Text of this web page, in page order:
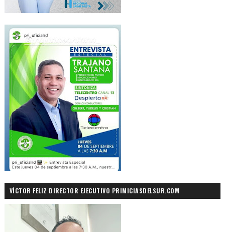
VÍCTOR FELIZ DIRECTOR EJECUTIVO PRIMICIASDELSUR.COM